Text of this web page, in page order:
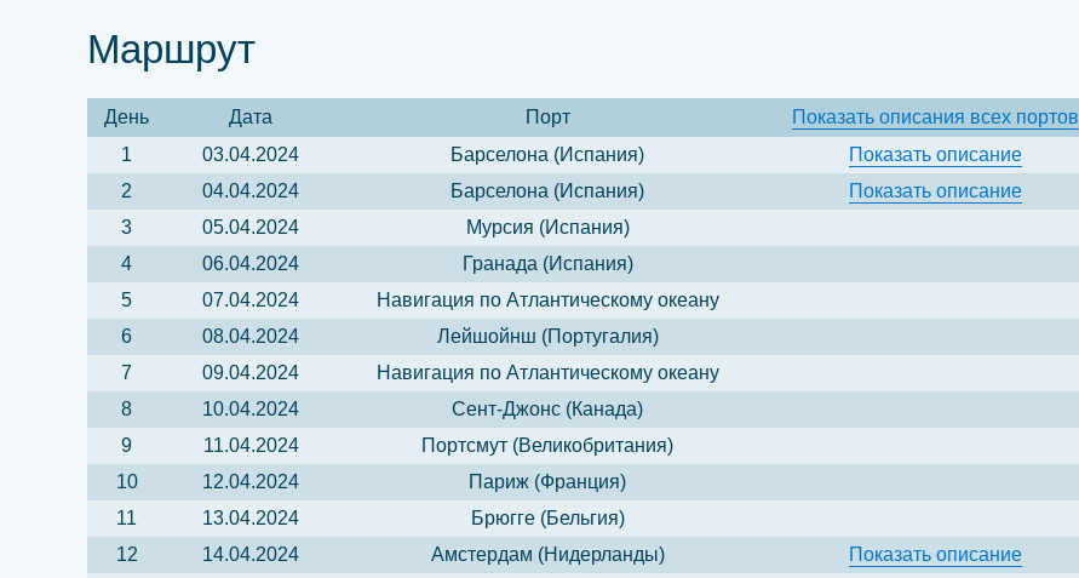
Маршрут
День Дата Порт Показатьописания всех портов
1
03.04.2024 Барселона (Испания) Показатьописание
2
04.04.2024 Барселона (Испания) Показатьописание
3
05.04.2024 Мурсия (Испания)
4
06.04.2024 Гранада (Испания)
5
07.04.2024 Навигация по Атлантическому океану
6
08.04.2024 Лейшойнш (Португалия)
7
09.04.2024 Навигация по Атлантическому океану
8
10.04.2024 Сент-Джонс (Канада)
9
11.04.2024 Портсмут (Великобритания)
10
12.04.2024 Париж (Франция)
11
13.04.2024 Брюгге (Бельгия)
12
14.04.2024 Амстердам (Нидерланды) Показатьописание